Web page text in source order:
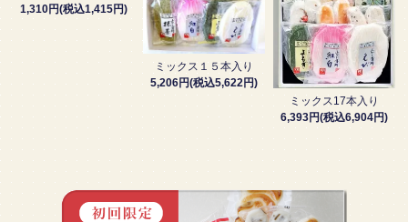
1,310円(税込1,415円)
ミックス１５本入り
5,206円(税込5,622円)
ミックス17本入り
6,393円(税込6,904円)